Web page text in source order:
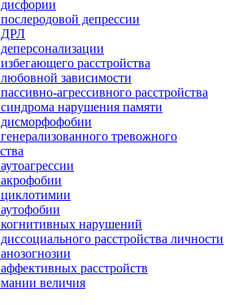
депрессии
ДРЛ
расстройства
зависимости
агрессивного расстройства
нарушения памяти
тревожного
нарушений
расстройства личности
расстройств
величия